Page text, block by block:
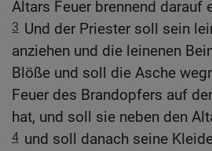
Altars Feuer brennend darauf
3 Und der Priester soll sein
anziehen und die leinenen
Blöße und soll die Asche
Feuer des Brandopfers auf
hat, und soll sie neben den
4 und soll danach seine